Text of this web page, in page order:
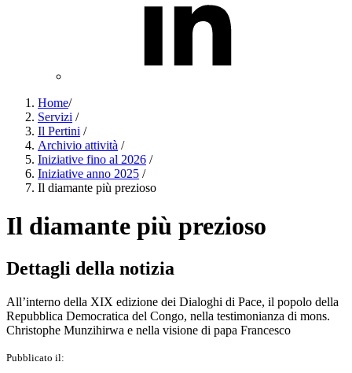
Home/
Servizi /
Il Pertini /
Archivio attività /
Iniziative fino al 2026 /
Iniziative anno 2025 /
Il diamante più prezioso
Il diamante più prezioso
Dettagli della notizia
All’interno della XIX edizione dei Dialoghi di Pace, il popolo della
Repubblica Democratica del Congo, nella testimonianza di mons.
Christophe Munzihirwa e nella visione di papa Francesco
Pubblicato il: